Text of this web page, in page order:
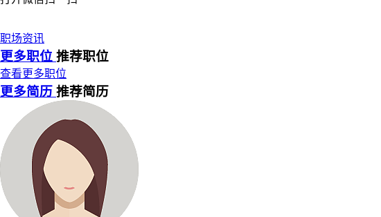
职场资讯
更多职位 推荐职位
查看更多职位
更多简历 推荐简历